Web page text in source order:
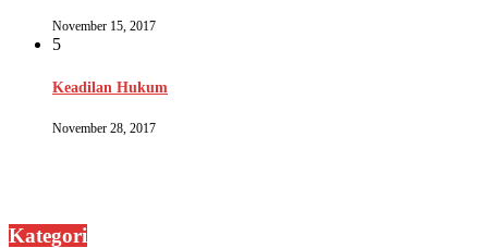
November 15, 2017
5
Keadilan Hukum
November 28, 2017
Kategori